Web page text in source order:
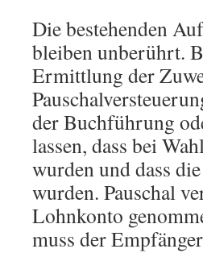
Die bestehenden
bleiben unberührt.
Ermittlung der
der Buchführung
lassen, dass bei
wurden und dass
wurden. Pauschal
Lohnkonto
muss der